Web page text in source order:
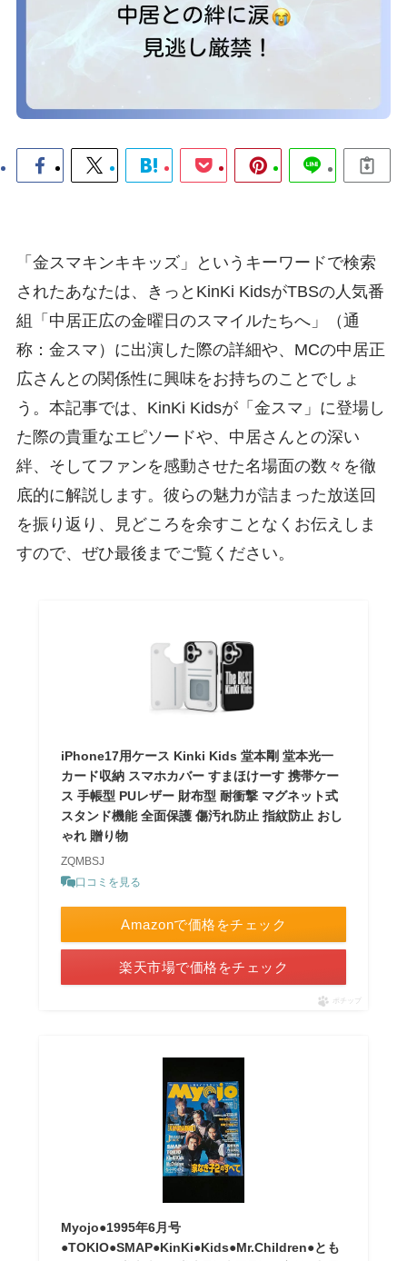
「金スマキンキキッズ」というキーワードで検索
されたあなたは、きっとKinKi KidsがTBSの人気番
組「中居正広の金曜日のスマイルたちへ」（通
称：金スマ）に出演した際の詳細や、MCの中居正
広さんとの関係性に興味をお持ちのことでしょ
う。本記事では、KinKi Kidsが「金スマ」に登場し
た際の貴重なエピソードや、中居さんとの深い
絆、そしてファンを感動させた名場面の数々を徹
底的に解説します。彼らの魅力が詰まった放送回
を振り返り、見どころを余すことなくお伝えしま
すので、ぜひ最後までご覧ください。
iPhone17用ケース Kinki Kids 堂本剛 堂本光一
カード収納 スマホカバー すまほけーす 携帯ケー
ス 手帳型 PUレザー 財布型 耐衝撃 マグネット式
スタンド機能 全面保護 傷汚れ防止 指紋防止 おし
ゃれ 贈り物
ZQMBSJ
口コミを見る
Amazonで価格をチェック
楽天市場で価格をチェック
ポチップ
Myojo●1995年6月号
●TOKIO●SMAP●KinKi●Kids●Mr.Children●とも